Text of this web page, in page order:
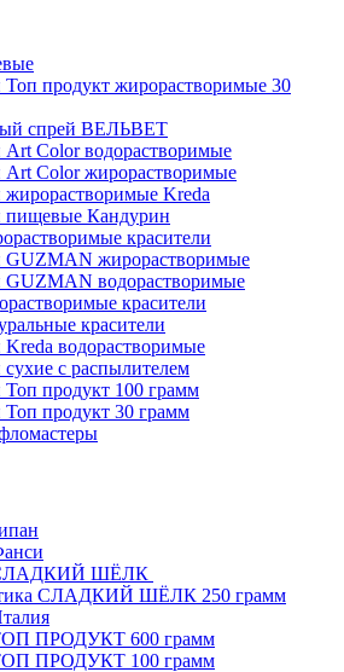
Топ продукт жирорастворимые 30
спрей ВЕЛЬВЕТ
Art Color водорастворимые
Art Color жирорастворимые
жирорастворимые Kreda
пищевые Кандурин
красители
GUZMAN жирорастворимые
GUZMAN водорастворимые
красители
красители
Kreda водорастворимые
сухие с распылителем
Топ продукт 100 грамм
Топ продукт 30 грамм
СЛАДКИЙ ШЁЛК
СЛАДКИЙ ШЁЛК 250 грамм
ПРОДУКТ 600 грамм
ПРОДУКТ 100 грамм